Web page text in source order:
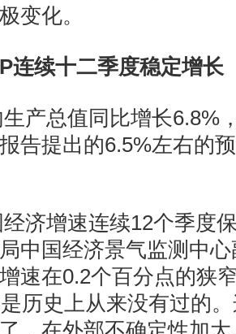
变化。
连续十二季度稳定增长
产总值同比增长6.8%
告提出的6.5%左右的
济增速连续12个季度
中国经济景气监测中
速在0.2个百分点的狭
历史上从来没有过的